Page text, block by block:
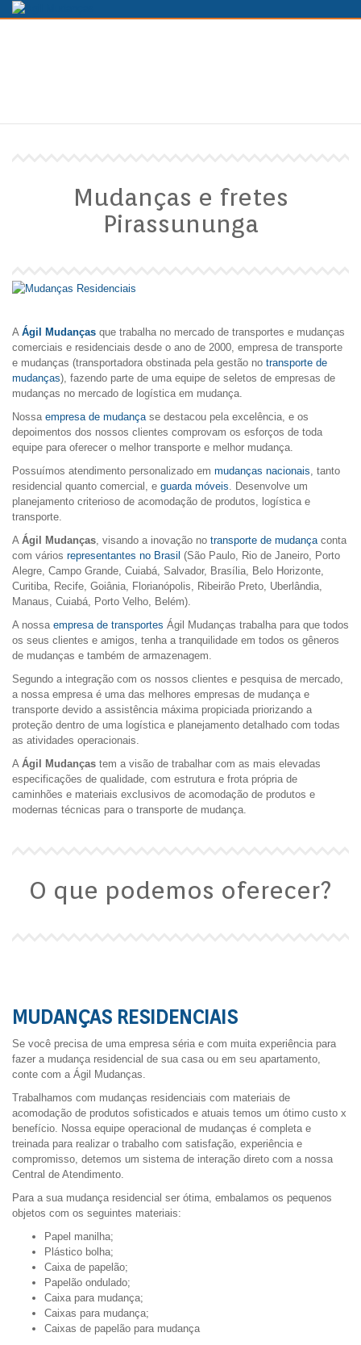
Mudanças e fretes
Pirassununga
A Ágil Mudanças que trabalha no mercado de transportes e mudanças
comerciais e residenciais desde o ano de 2000, empresa de transporte
e mudanças (transportadora obstinada pela gestão no transporte de
mudanças), fazendo parte de uma equipe de seletos de empresas de
mudanças no mercado de logística em mudança.
Nossa empresa de mudançase destacou pela excelência, e os
depoimentos dos nossos clientes comprovam os esforços de toda
equipe para oferecer o melhor transporte e melhor mudança.
Possuímos atendimento personalizado em mudanças nacionais, tanto
residencial quanto comercial, e guarda móveis. Desenvolve um
planejamento criterioso de acomodação de produtos, logística e
transporte.
A Ágil Mudanças, visando a inovação no transporte de mudançaconta
com vários representantes no Brasil (São Paulo, Rio de Janeiro, Porto
Alegre, Campo Grande, Cuiabá, Salvador, Brasília, Belo Horizonte,
Curitiba, Recife, Goiânia, Florianópolis, Ribeirão Preto, Uberlândia,
Manaus, Cuiabá, Porto Velho, Belém).
A nossa empresa de transportes Ágil Mudanças trabalha para que todos
os seus clientes e amigos, tenha a tranquilidade em todos os gêneros
de mudanças e também de armazenagem.
Segundo a integração com os nossos clientes e pesquisa de mercado,
a nossa empresa é uma das melhores empresas de mudança e
transporte devido a assistência máxima propiciada priorizando a
proteção dentro de uma logística e planejamento detalhado com todas
as atividades operacionais.
A Ágil Mudanças tem a visão de trabalhar com as mais elevadas
especificações de qualidade, com estrutura e frota própria de
caminhões e materiais exclusivos de acomodação de produtos e
modernas técnicas para o transporte de mudança.
O que podemos oferecer?
MUDANÇAS RESIDENCIAIS
Se você precisa de uma empresa séria e com muita experiência para
fazer a mudança residencial de sua casa ou em seu apartamento,
conte com a Ágil Mudanças.
Trabalhamos com mudanças residenciais com materiais de
acomodação de produtos sofisticados e atuais temos um ótimo custo x
benefício. Nossa equipe operacional de mudanças é completa e
treinada para realizar o trabalho com satisfação, experiência e
compromisso, detemos um sistema de interação direto com a nossa
Central de Atendimento.
Para a sua mudança residencial ser ótima, embalamos os pequenos
objetos com os seguintes materiais:
Papel manilha;
Plástico bolha;
Caixa de papelão;
Papelão ondulado;
Caixa para mudança;
Caixas para mudança;
Caixas de papelão para mudança